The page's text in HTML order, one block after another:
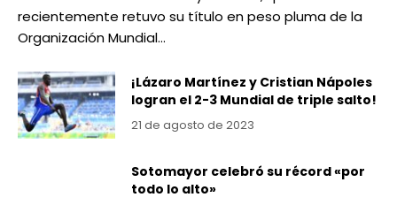
recientemente retuvo su título en peso pluma de la
Organización Mundial…
¡Lázaro Martínez y Cristian Nápoles
logran el 2-3 Mundial de triple salto!
21 de agosto de 2023
Sotomayor celebró su récord «por
todo lo alto»